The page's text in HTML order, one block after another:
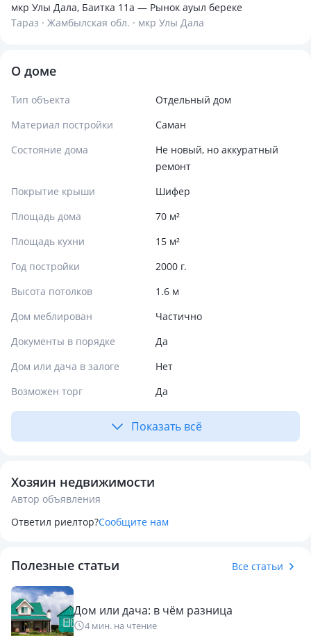
мкр Улы Дала, Баитка 11а — Рынок ауыл береке
Тараз · Жамбылская обл. · мкр Улы Дала
О доме
Тип объекта
Отдельный дом
Материал постройки
Саман
Состояние дома
Не новый, но аккуратный
ремонт
Покрытие крыши
Шифер
Площадь дома
70 м²
Площадь кухни
15 м²
Год постройки
2000 г.
Высота потолков
1.6 м
Дом меблирован
Частично
Документы в порядке
Да
Дом или дача в залоге
Нет
Возможен торг
Да
Показать всё
Хозяин недвижимости
Автор объявления
Ответил риелтор?Сообщите нам
Полезные статьи Все статьи
Дом или дача: в чём разница
4 мин. на чтение